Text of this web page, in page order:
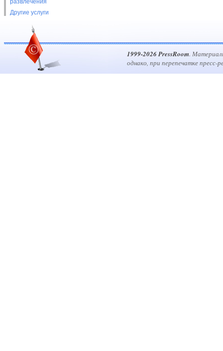
развлечения
Другие услуги
1999-2026 PressRoom.
однако, при перепечатке пресс-